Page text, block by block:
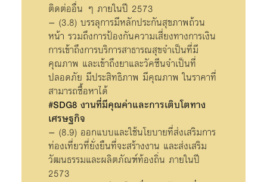
ติดต่ออื่น ๆ ภายในปี 2573
– (3.8) บรรลุการมีหลักประกันสุขภาพถ้วน
หน้า รวมถึงการป้องกันความเสี่ยงทางการเงิน
การเข้าถึงการบริการสาธารณสุขจำเป็นที่มี
คุณภาพ และเข้าถึงยาและวัคซีนจำเป็นที่
ปลอดภัย มีประสิทธิภาพ มีคุณภาพ ในราคาที่
สามารถซื้อหาได้
#SDG8 งานที่มีคุณค่าและการเติบโตทาง
เศรษฐกิจ
– (8.9) ออกแบบและใช้นโยบายที่ส่งเสริมการ
ท่องเที่ยวที่ยั่งยืนที่จะสร้างงาน และส่งเสริม
วัฒนธรรมและผลิตภัณฑ์ท้องถิ่น ภายในปี
2573